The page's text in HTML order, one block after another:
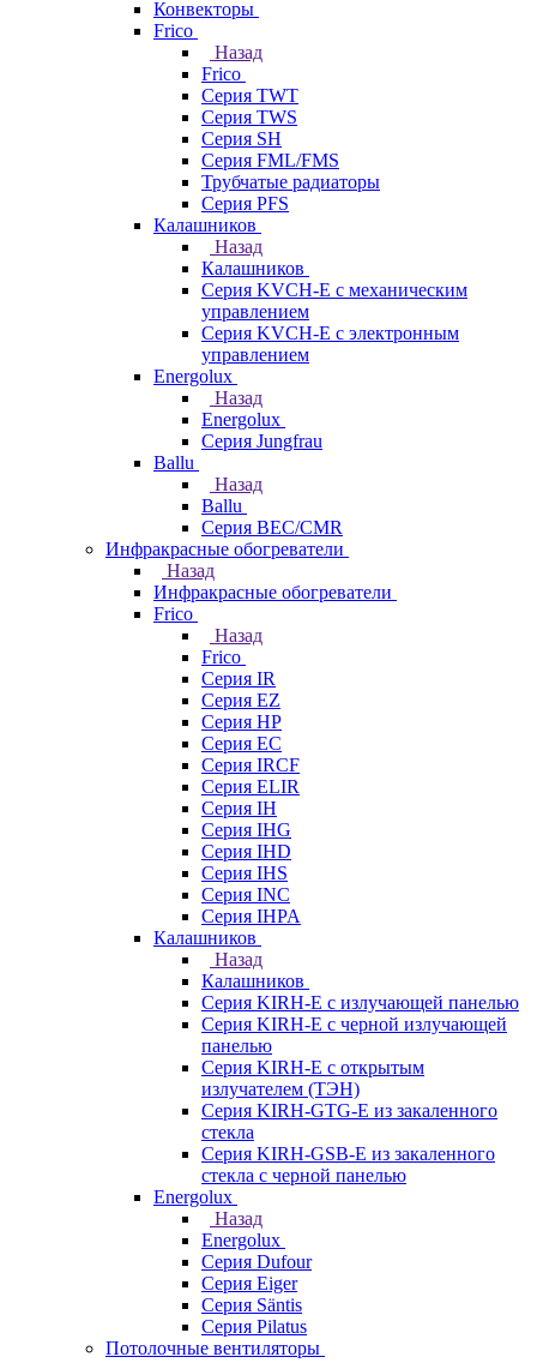
Конвекторы
Frico
Назад
Frico
Серия TWT
Серия TWS
Серия SH
Серия FML/FMS
Трубчатые радиаторы
Серия PFS
Калашников
Назад
Калашников
Серия KVCH-E с механическим
управлением
Серия KVCH-E с электронным
управлением
Energolux
Назад
Energolux
Серия Jungfrau
Ballu
Назад
Ballu
Серия BEC/CMR
Инфракрасные обогреватели
Назад
Инфракрасные обогреватели
Frico
Назад
Frico
Серия IR
Серия EZ
Серия HP
Серия EC
Серия IRCF
Серия ELIR
Серия IH
Серия IHG
Серия IHD
Серия IHS
Серия INC
Серия IHPA
Калашников
Назад
Калашников
Серия KIRH-E с излучающей панелью
Серия KIRH-E с черной излучающей
панелью
Серия KIRH-E с открытым
излучателем (ТЭН)
Серия KIRH-GTG-E из закаленного
стекла
Серия KIRH-GSB-E из закаленного
стекла с черной панелью
Energolux
Назад
Energolux
Серия Dufour
Серия Eiger
Серия Säntis
Серия Pilatus
Потолочные вентиляторы